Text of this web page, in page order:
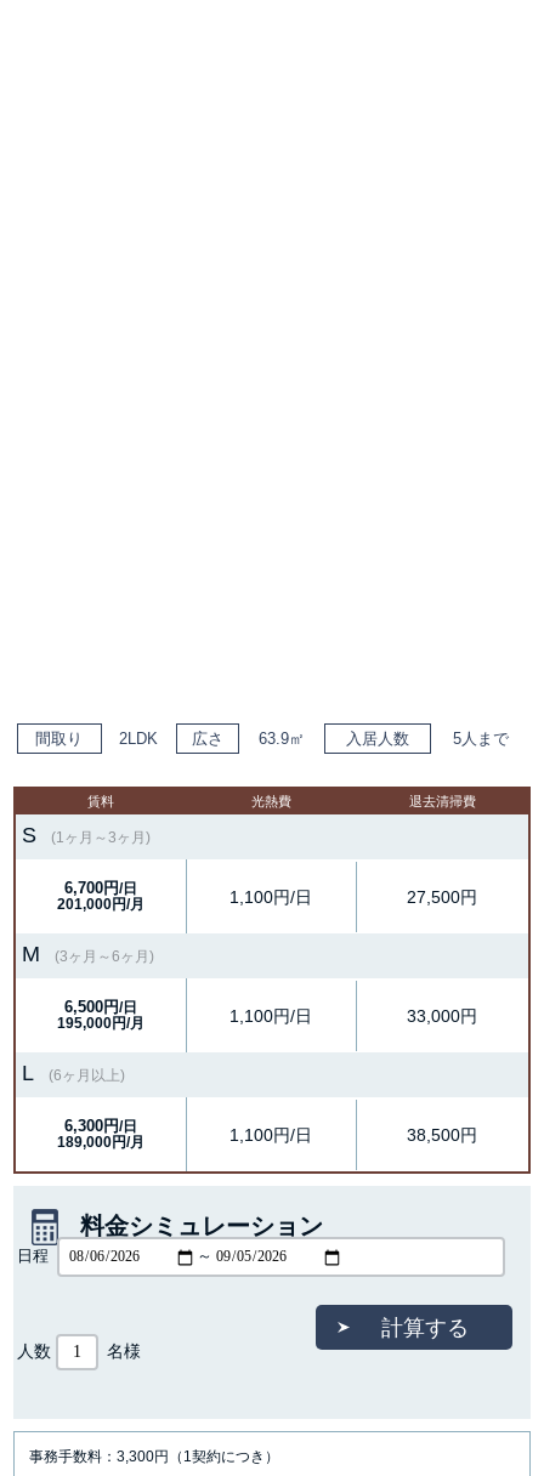
間取り 2LDK 広さ 63.9㎡ 入居人数 5人まで
賃料 光熱費 退去清掃費
S (1ヶ月～3ヶ月)
6,700円/日
201,000円/月
1,100円/日 27,500円
M (3ヶ月～6ヶ月)
6,500円/日
195,000円/月
1,100円/日 33,000円
L (6ヶ月以上)
6,300円/日
189,000円/月
1,100円/日 38,500円
料金シミュレーション
人数 名様
日程 ～
事務手数料：3,300円（1契約につき）